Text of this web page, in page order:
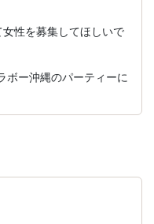
性を募集してほしいで
ー沖縄のパーティーに